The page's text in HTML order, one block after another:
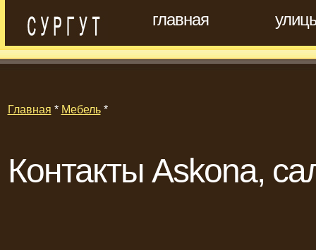
главная
Главная * Мебель*
Контакты Askona,